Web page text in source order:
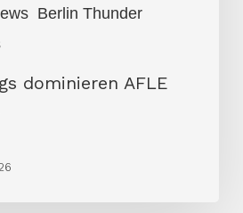
Berlin Thunder
dominieren AFLE